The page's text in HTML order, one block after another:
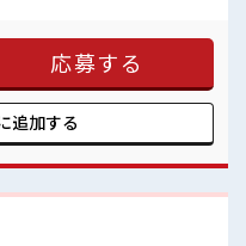
ベート満喫！ ≪髪色自由で自分
でなければ基本的に自由！
制服があるので、 毎日の服装
できる≫ 新しいことにチャレ
っかり働く環境が整っていま
ップUP目指していきましょ
！ 休憩室で楽しくおしゃべり！
あなたにもぴったり☆ ロッカー
応募する
追加する